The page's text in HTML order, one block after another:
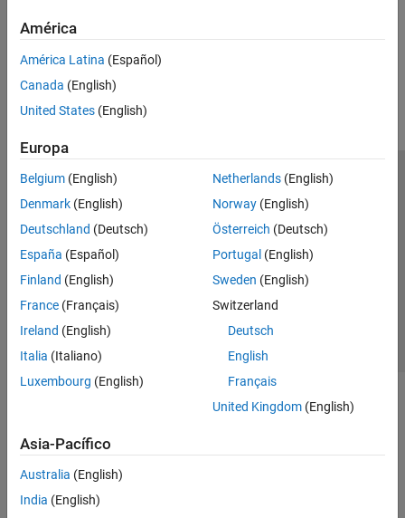
América
América Latina (Español)
Canada (English)
United States (English)
Europa
Belgium (English)
Denmark (English)
Deutschland (Deutsch)
España (Español)
Finland (English)
France (Français)
Ireland (English)
Italia (Italiano)
Luxembourg (English)
Netherlands(English)
Norway(English)
Österreich (Deutsch)
Portugal (English)
Sweden (English)
Switzerland
Deutsch
English
Français
United Kingdom(English)
Asia-Pacífico
Australia (English)
India (English)
Centro de confianza
Marcas comerciales
Política de privacidad
Antipiratería
Estado de las aplicaciones
Información de contacto
© 1994-2026 The MathWorks, Inc.